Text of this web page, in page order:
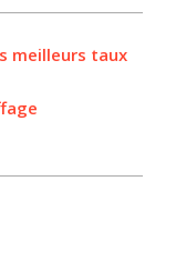
meilleurs taux